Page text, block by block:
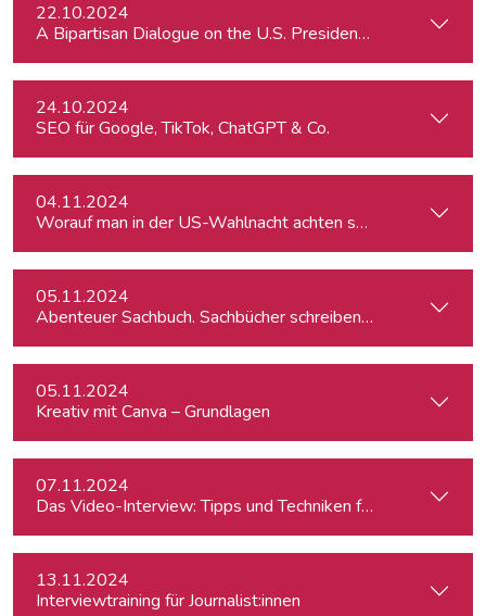
22.10.2024
A Bipartisan Dialogue on the U.S. Presidential Elections:
24.10.2024
SEO für Google, TikTok, ChatGPT & Co.
04.11.2024
Worauf man in der US-Wahlnacht achten sollte
05.11.2024
Abenteuer Sachbuch. Sachbücher schreiben für
05.11.2024
Kreativ mit Canva – Grundlagen
07.11.2024
Das Video-Interview: Tipps und Techniken für TV und Web
13.11.2024
Interviewtraining für Journalist:innen